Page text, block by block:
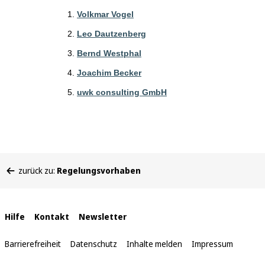
Volkmar Vogel
Leo Dautzenberg
Bernd Westphal
Joachim Becker
uwk consulting GmbH
befinden
zurück zu: Regelungsvorhaben
Interne
Links
Hilfe Kontakt Newsletter
Barrierefreiheit Datenschutz Inhalte melden Impressum